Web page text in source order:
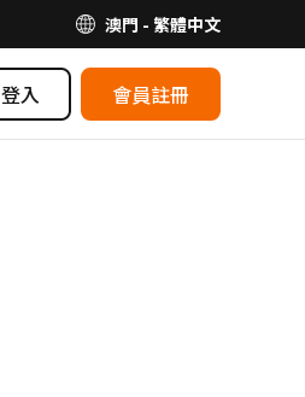
澳門 - 繁體中文
登入 會員註冊